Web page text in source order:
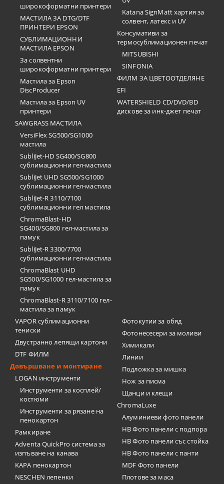
широкоформатни принтери
МАСТИЛА ЗА DTG/DTF
ПРИНТЕРИ EPSON
СУБЛИМАЦИОННИ
МАСТИЛА EPSON
За солвентни
широкоформатни принтери
Мастила за Epson
DiscProducer
Мастила за Epson UV
принтери
SAWGRASS МАСТИЛА
VersiFlex SG500/SG1000
мастила
SubliJet-HD SG400/SG800
сублимационни гел-мастила
SubliJet UHD SG500/SG1000
сублимационни гел-мастила
SubliJet-R 3110/7100
сублимационни гел мастила
ChromaBlast-HD
SG400/SG800 гел-мастила за
памук
SubliJet-R 3300/7700
сублимационни гел-мастила
ChromaBlast UHD
SG500/SG1000 гел-мастила за
памук
ChromaBlast-R 3110/7100 гел-
мастила за памук
Katana SignMatt хартия за
солвент, латекс и UV
Консумативи за
термосублимационен печат
MITSUBISHI
SINFONIA
ФИЛМ ЗА ЦВЕТООТДЕЛЯНЕ
EFI
WATERSHIELD CD/DVD/BD
дискове за инк-джет печат
VAPOR сублимационни
тениски
Двустранно лепящи картони
DTF ФИЛМ
Довършване и монтиране
LOGAN инструменти
Инструменти за косплей/
костюми
Инструменти за рязане на
пенокартон
Рамкиране
Adventa QuickPro система за
изпъване на канава
KAPA пенокартон
NESCHEN лепенки
Фотокутии за обяд
Фотонесесери за моливи
Химикали
Линии
Подложка за мишка
Нож за писма
Щанци и клещи
ChromaLuxe
Алуминиеви фото панели
HB Фото панели с подпора
HB Фото панели със стойка
HB Фото панели с панти
MDF Фото панели
Плотове за маса